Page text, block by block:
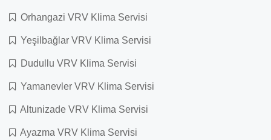
Orhangazi VRV Klima Servisi
Yeşilbağlar VRV Klima Servisi
Dudullu VRV Klima Servisi
Yamanevler VRV Klima Servisi
Altunizade VRV Klima Servisi
Ayazma VRV Klima Servisi